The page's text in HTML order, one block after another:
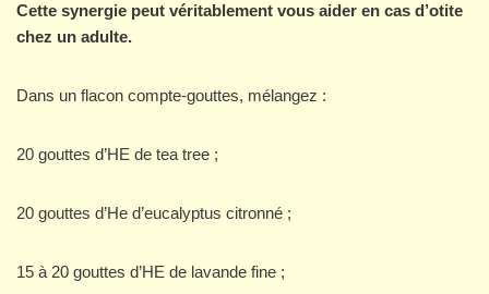
Cette synergie peut véritablement vous aider en cas d’otite
chez un adulte.
Dans un flacon compte-gouttes, mélangez :
20 gouttes d’HE de tea tree ;
20 gouttes d’He d’eucalyptus citronné ;
15 à 20 gouttes d’HE de lavande fine ;